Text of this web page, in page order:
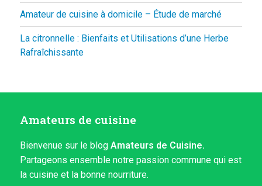
Amateur de cuisine à domicile – Étude de marché
La citronnelle : Bienfaits et Utilisations d’une Herbe
Rafraîchissante
Amateurs de cuisine
Bienvenue sur le blog Amateurs de Cuisine.
Partageons ensemble notre passion commune qui est
la cuisine et la bonne nourriture.